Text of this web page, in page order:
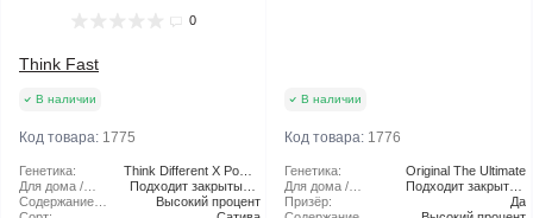
0
Think Fast
В наличии
Код товара: 1775
Генетика:
Think Different X Power
Plant
Для дома /
улицы:
Подходит закрытый и
открытый грунт
Содержание
Высокий процент
В наличии
Код товара: 1776
Генетика:
Original The Ultimate
Для дома /
улицы:
Подходит закрытый
грунт
Призёр:
Да